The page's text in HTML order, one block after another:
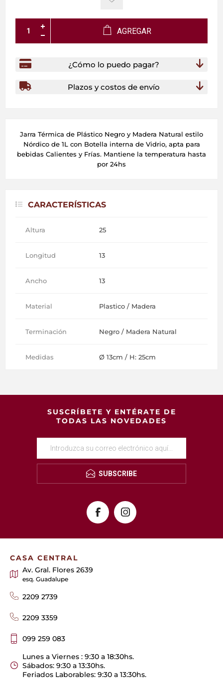
AGREGAR
¿Cómo lo puedo pagar?
Plazos y costos de envío
Jarra Térmica de Plástico Negro y Madera Natural estilo
Nórdico de 1L con Botella interna de Vidrio, apta para
bebidas Calientes y Frías. Mantiene la temperatura hasta
por 24hs
CARACTERÍSTICAS
Altura 25
Longitud 13
Ancho 13
Material Plastico / Madera
Terminación Negro / Madera Natural
Medidas Ø 13cm / H: 25cm
SUSCRÍBETE Y ENTÉRATE DE
TODAS LAS NOVEDADES
SUBSCRIBE
CASA CENTRAL
Av. Gral. Flores 2639
esq. Guadalupe
2209 2739
2209 3359
099 259 083
Lunes a Viernes : 9:30 a 18:30hs.
Sábados: 9:30 a 13:30hs.
Feriados Laborables: 9:30 a 13:30hs.